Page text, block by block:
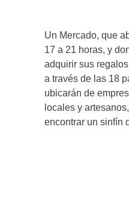
Un Mercado, que
17 a 21 horas, y
adquirir sus
a través de las 18
ubicarán de
locales y
encontrar un sinfín